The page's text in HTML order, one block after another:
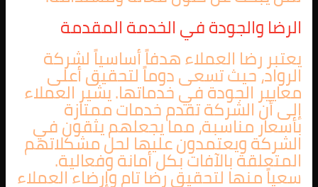
الرضا والجودة في الخدمة المقدمة
يعتبر رضا العملاء هدفاً أساسياً لشركة
الرواد، حيث تسعى دوماً لتحقيق أعلى
معايير الجودة في خدماتها. يشير العملاء
إلى أن الشركة تقدم خدمات ممتازة
بأسعار مناسبة، مما يجعلهم يثقون في
الشركة ويعتمدون عليها لحل مشكلاتهم
المتعلقة بالآفات بكل أمانة وفعالية.
سعياً منها لتحقيق رضا تام وإرضاء العملاء